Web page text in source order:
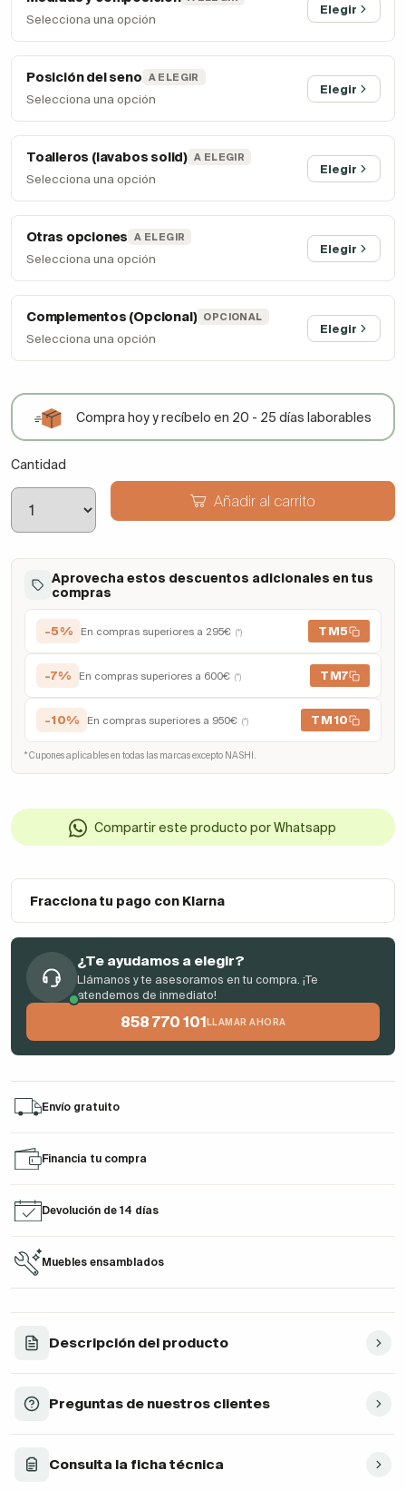
Selecciona una opción
Elegir
Posición del seno A ELEGIR
Selecciona una opción
Elegir
Toalleros (lavabos solid) A ELEGIR
Selecciona una opción
Elegir
Otras opciones A ELEGIR
Selecciona una opción
Elegir
Complementos (Opcional) OPCIONAL
Selecciona una opción
Elegir
Compra hoy y recíbelo en 20 - 25 días laborables
Cantidad
Añadir al carrito
Aprovecha estos descuentos adicionales en tus
compras
-5% En compras superiores a 295€ (*) TM5
-7% En compras superiores a 600€ (*) TM7
-10% En compras superiores a 950€ (*) TM10
* Cupones aplicables en todas las marcas excepto NASHI.
Compartir este producto por Whatsapp
Fracciona tu pago con Klarna
¿Te ayudamos a elegir?
Llámanos y te asesoramos en tu compra. ¡Te
atendemos de inmediato!
858 770 101 LLAMAR AHORA
Envío gratuito
Financia tu compra
Devolución de 14 días
Muebles ensamblados
Descripción del producto
Preguntas de nuestros clientes
Consulta la ficha técnica